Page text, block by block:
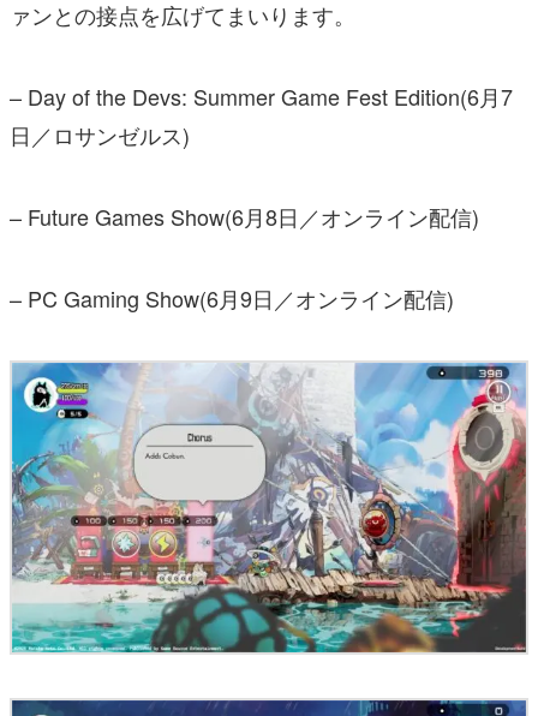
ァンとの接点を広げてまいります。
– Day of the Devs: Summer Game Fest Edition(6月7
日／ロサンゼルス)
– Future Games Show(6月8日／オンライン配信)
– PC Gaming Show(6月9日／オンライン配信)